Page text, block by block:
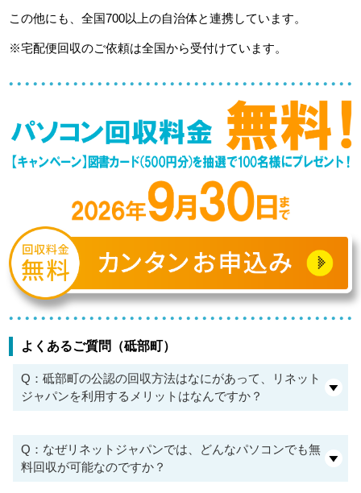
この他にも、全国700以上の自治体と連携しています。
※宅配便回収のご依頼は全国から受付けています。
よくあるご質問（砥部町）
Q：砥部町の公認の回収方法はなにがあって、リネット
ジャパンを利用するメリットはなんですか？
Q：なぜリネットジャパンでは、どんなパソコンでも無
料回収が可能なのですか？